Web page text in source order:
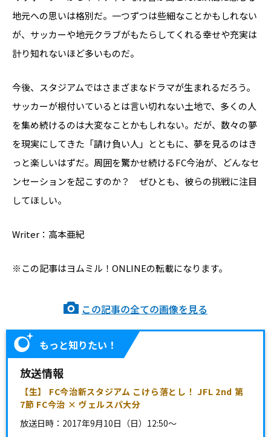
地元への思いは格別だ。一つずつは些細なことかもしれない
が、サッカーや地元クラブがもたらしてくれる幸せや充実は
計り知れないほど多いものだ。
今後、スタジアムではさまざまなドラマが生まれるだろう。
サッカーが根付いているとは言い切れない土地で、多くの人
を集め続けるのは大変なことかもしれない。だが、数々の夢
を現実にしてきた「請け負い人」とともに、夢を見るのはき
っと楽しいはずだ。周囲を驚かせ続けるFC今治が、どんなセ
ンセーションを起こすのか？ ぜひとも、彼らの挑戦に注目
してほしい。
Writer：高本亜紀
※この記事はヨムミル！ONLINEの転載になります。
この記事の全ての画像を見る
もっと知りたい！
放送情報
【生】 FC今治新スタジアム こけら落とし！ JFL 2nd 第
7節 FC今治 × ヴェルスパ大分
放送日時： 2017年9月10日（日）12:50～